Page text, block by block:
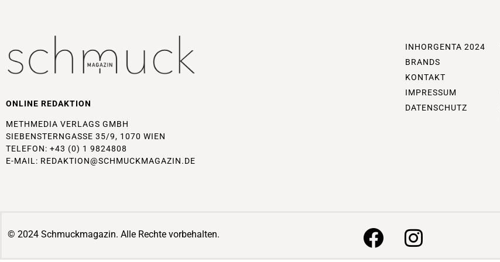
ONLINE REDAKTION
METHMEDIA VERLAGS GMBH
SIEBENSTERNGASSE 35/9, 1070 WIEN
TELEFON: +43 (0) 1 9824808
E-MAIL: REDAKTION@SCHMUCKMAGAZIN.DE
INHORGENTA 2024
BRANDS
KONTAKT
IMPRESSUM
DATENSCHUTZ
© 2024 Schmuckmagazin. Alle Rechte vorbehalten.